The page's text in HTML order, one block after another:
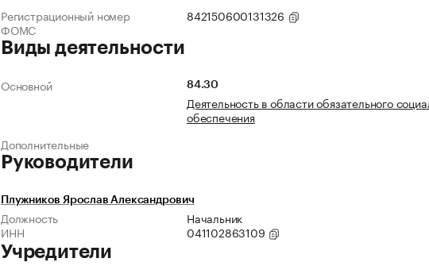
Регистрационный номер
ФОМС
842150600131326
Виды деятельности
Основной 84.30
Деятельность в области обязательного
обеспечения
Дополнительные
Руководители
Плужников Ярослав Александрович
Должность
Начальник
ИНН
041102863109
Учредители